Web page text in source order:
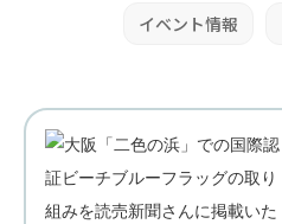
イベント情報